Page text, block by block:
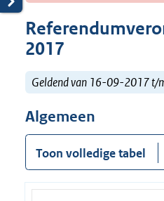
2017
Geldend van 16-09-2017
Algemeen
Toon volledige tabel